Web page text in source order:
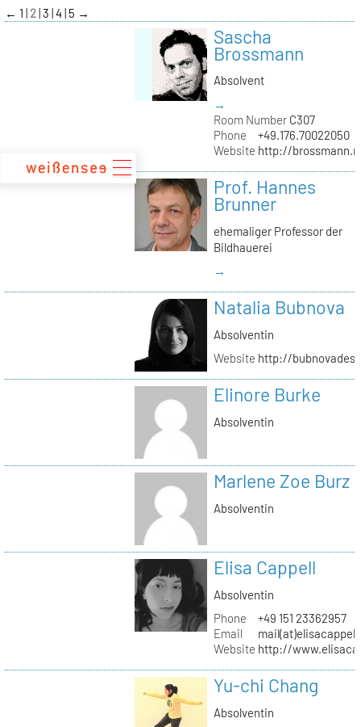
zum
Inhalt
← 1 2 3 4 5 →
Sascha
Brossmann
Absolvent
→
Room NumberC307
Phone
+49.176.70022050
Website http://
Prof. Hannes
Brunner
ehemaliger Professor der
Bildhauerei
→
Natalia Bubnova
Absolventin
Website http://
Elinore Burke
Absolventin
Marlene Zoe Burz
Absolventin
Elisa Cappell
Absolventin
Phone
+49 151 23362957
Email
Website http://
Yu-chi Chang
Absolventin